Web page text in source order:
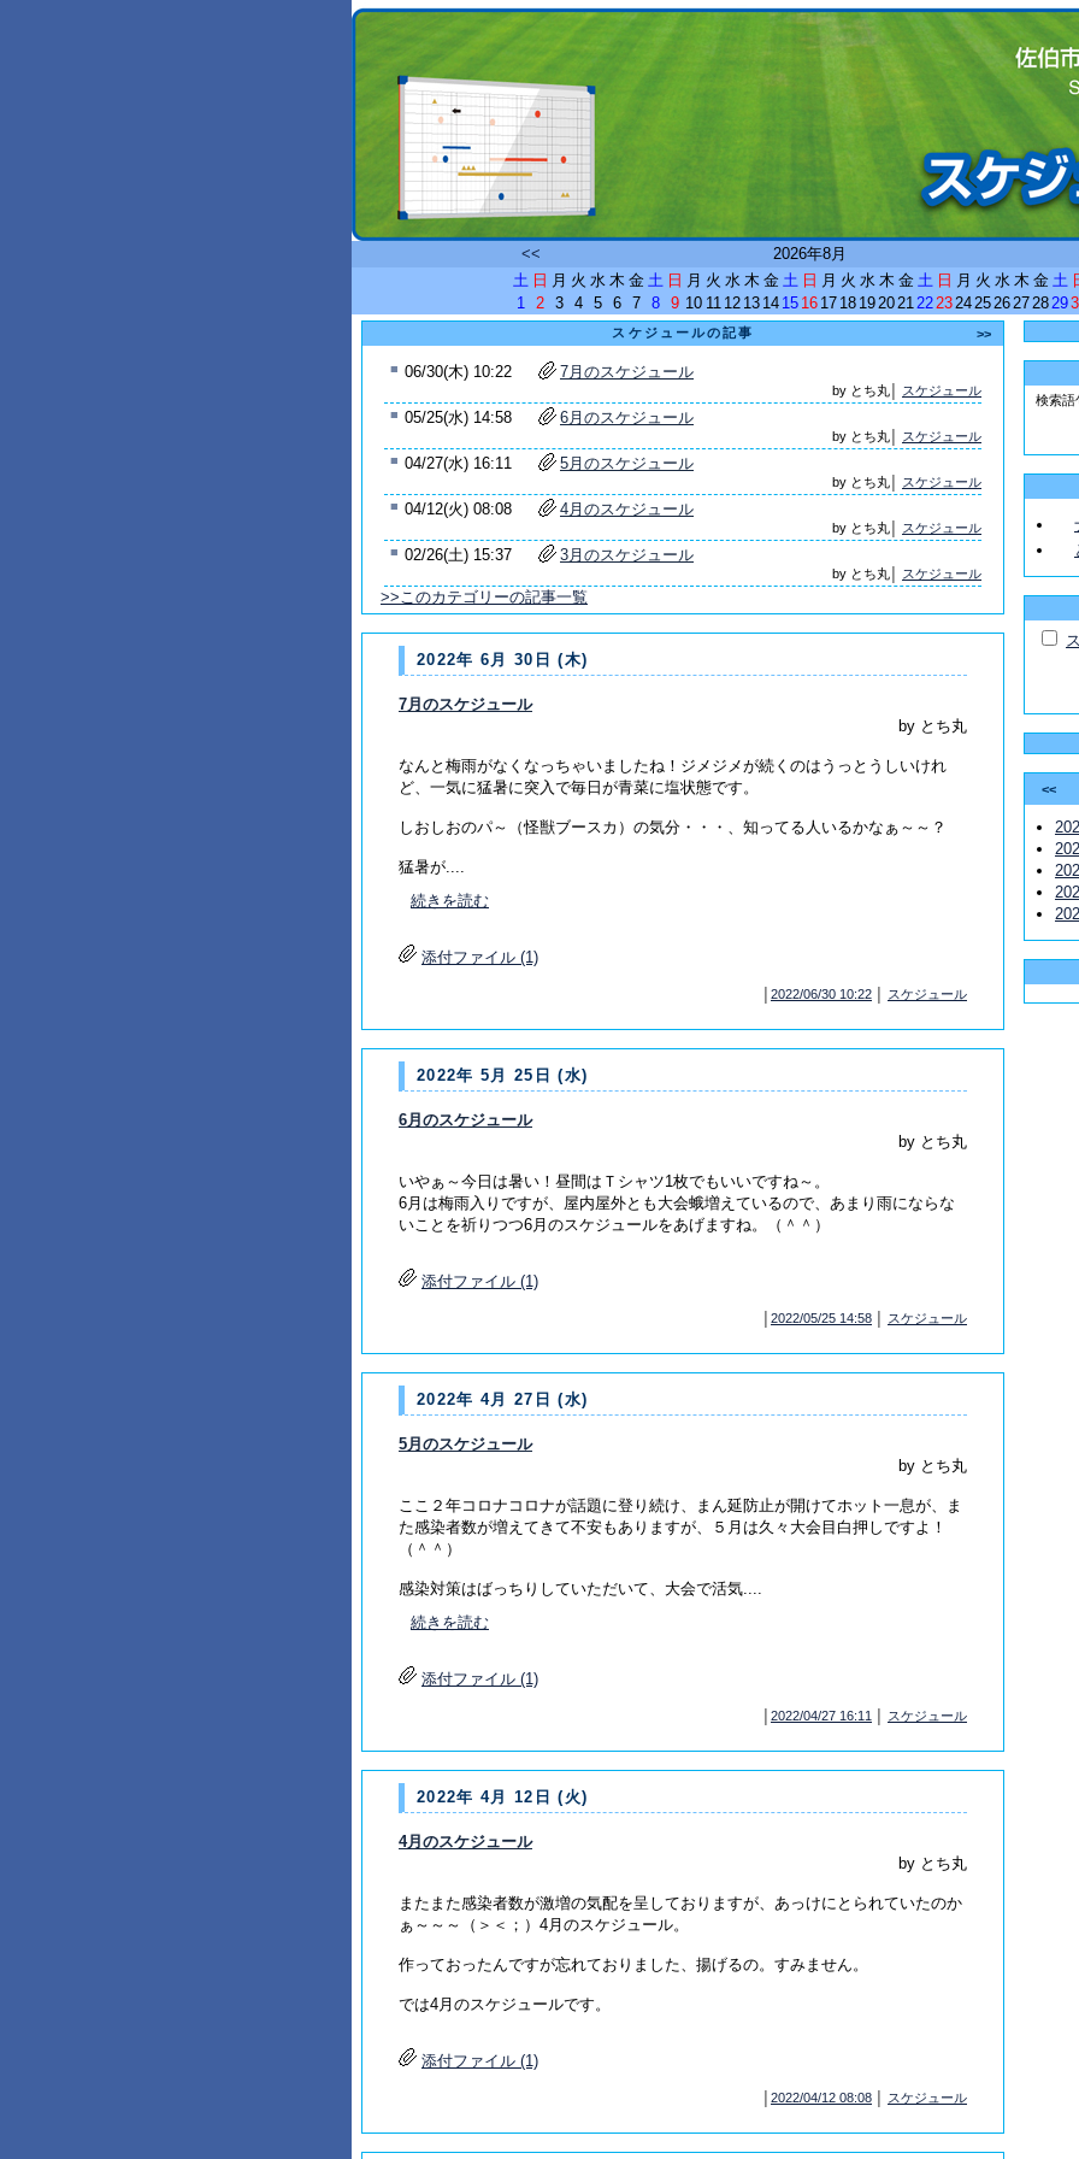
<< 2026年8月
土 日 月 火 水 木 金 土 日 月 火 水 木 金 土 日 月 火 水 木 金 土 日 月 火 水 木 金 土
1
2 3 4 5 6 7 8 9 10 11 12 13 14 15 16 17 18 1920212223242526272829
スケジュールの記事 >>
■ 06/30(木) 10:22 7月のスケジュール
by とち丸│ スケジュール
■ 05/25(水) 14:58 6月のスケジュール
by とち丸│ スケジュール
■ 04/27(水) 16:11 5月のスケジュール
by とち丸│ スケジュール
■ 04/12(火) 08:08 4月のスケジュール
by とち丸│ スケジュール
■ 02/26(土) 15:37 3月のスケジュール
by とち丸│ スケジュール
>>このカテゴリーの記事一覧
2022年 6月 30日 (木)
7月のスケジュール
by とち丸
なんと梅雨がなくなっちゃいましたね！ジメジメが続くのはうっとうしいけれ
ど、一気に猛暑に突入で毎日が青菜に塩状態です。
しおしおのパ～（怪獣ブースカ）の気分・・・、知ってる人いるかなぁ～～？
猛暑が....
続きを読む
添付ファイル (1)
2022/06/30 10:22 スケジュール
2022年 5月 25日 (水)
6月のスケジュール
by とち丸
いやぁ～今日は暑い！昼間はＴシャツ1枚でもいいですね～。
6月は梅雨入りですが、屋内屋外とも大会蛾増えているので、あまり雨にならな
いことを祈りつつ6月のスケジュールをあげますね。（＾＾）
添付ファイル (1)
2022/05/25 14:58 スケジュール
2022年 4月 27日 (水)
5月のスケジュール
by とち丸
ここ２年コロナコロナが話題に登り続け、まん延防止が開けてホット一息が、ま
た感染者数が増えてきて不安もありますが、５月は久々大会目白押しですよ！
（＾＾）
感染対策はばっちりしていただいて、大会で活気....
続きを読む
添付ファイル (1)
2022/04/27 16:11 スケジュール
2022年 4月 12日 (火)
4月のスケジュール
by とち丸
またまた感染者数が激増の気配を呈しておりますが、あっけにとられていたのか
ぁ～～～（＞＜；）4月のスケジュール。
作っておったんですが忘れておりました、揚げるの。すみません。
では4月のスケジュールです。
添付ファイル (1)
2022/04/12 08:08 スケジュール
検索語
<<